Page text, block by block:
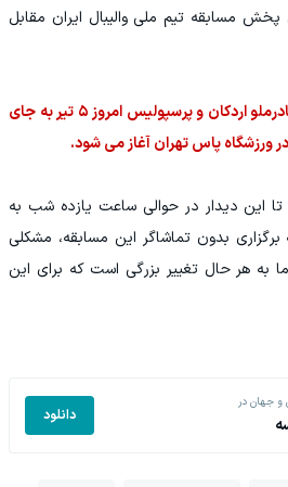
مسابقه تیم ملی والیبال ایران مقابل
به این ترتیب مسابقه دو تیم چادرملو اردکان و پرسپولیس امروز ۵ تیر به جای
این دیدار در حوالی ساعت یازده شب به
برگزاری بدون تماشاگر این مسابقه، مشکلی
به هر حال تغییر بزرگی است که برای این
و جهان در
دانلود